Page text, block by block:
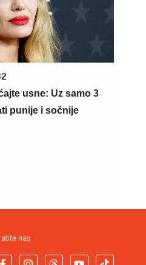
usne: Uz samo 3
punije i sočnije
nas